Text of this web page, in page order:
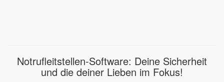
Notrufleitstellen-Software: Deine Sicherheit
und die deiner Lieben im Fokus!